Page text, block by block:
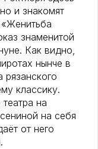
и знакомят
знаменитой
Как видно,
нынче в
классику.
на
на себя
от него